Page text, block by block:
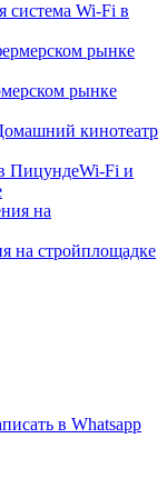
система Wi-Fi в
рынке
кинотеатр
Wi-Fi и
на стройплощадке
в Whatsapp